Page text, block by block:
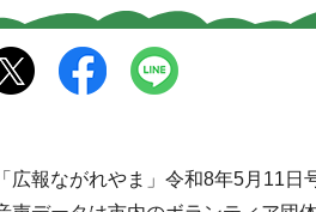
広報ながれやま」令和8年5月11日